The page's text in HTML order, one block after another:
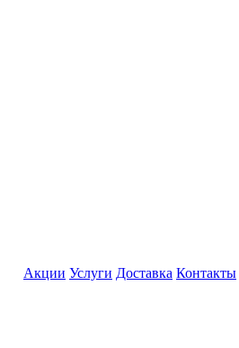
Акции Услуги Доставка Контакты